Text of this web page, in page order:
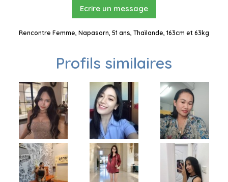
Ecrire un message
Rencontre Femme, Napasorn, 51 ans, Thaïlande, 163cm et 63kg
Profils similaires